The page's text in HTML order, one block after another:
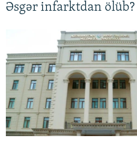
Əsgər infarktdan ölüb?